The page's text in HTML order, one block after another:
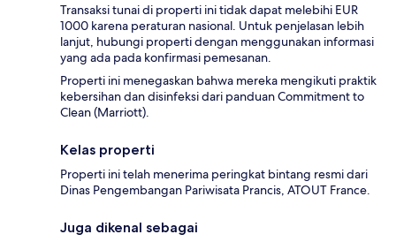
Transaksi tunai di properti ini tidak dapat melebihi EUR
1000 karena peraturan nasional. Untuk penjelasan lebih
lanjut, hubungi properti dengan menggunakan informasi
yang ada pada konfirmasi pemesanan.
Properti ini menegaskan bahwa mereka mengikuti praktik
kebersihan dan disinfeksi dari panduan Commitment to
Clean (Marriott).
Kelas properti
Properti ini telah menerima peringkat bintang resmi dari
Dinas Pengembangan Pariwisata Prancis, ATOUT France.
Juga dikenal sebagai